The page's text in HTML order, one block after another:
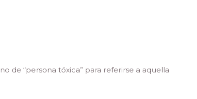
de “persona tóxica” para referirse a aquella